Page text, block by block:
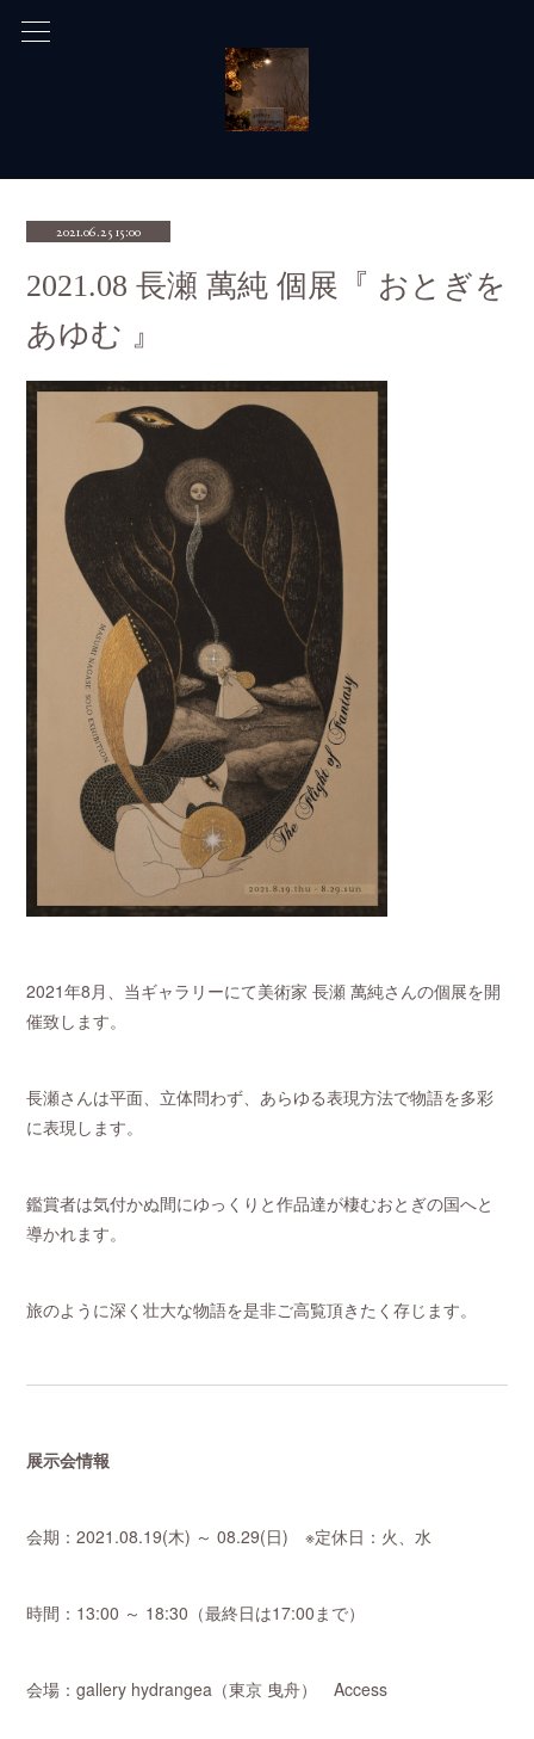
2021.06.25 15:00
2021.08 長瀬 萬純 個展『 おとぎを
あゆむ 』
2021年8月、当ギャラリーにて美術家 長瀬 萬純さんの個展を開
催致します。
長瀬さんは平面、立体問わず、あらゆる表現方法で物語を多彩
に表現します。
鑑賞者は気付かぬ間にゆっくりと作品達が棲むおとぎの国へと
導かれます。
旅のように深く壮大な物語を是非ご高覧頂きたく存じます。
展示会情報
会期：2021.08.19(木) ～ 08.29(日) ※定休日：火、水
時間：13:00 ～ 18:30（最終日は17:00まで）
会場：gallery hydrangea（東京 曳舟） Access